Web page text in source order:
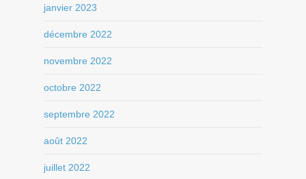
janvier 2023
décembre 2022
novembre 2022
octobre 2022
septembre 2022
août 2022
juillet 2022